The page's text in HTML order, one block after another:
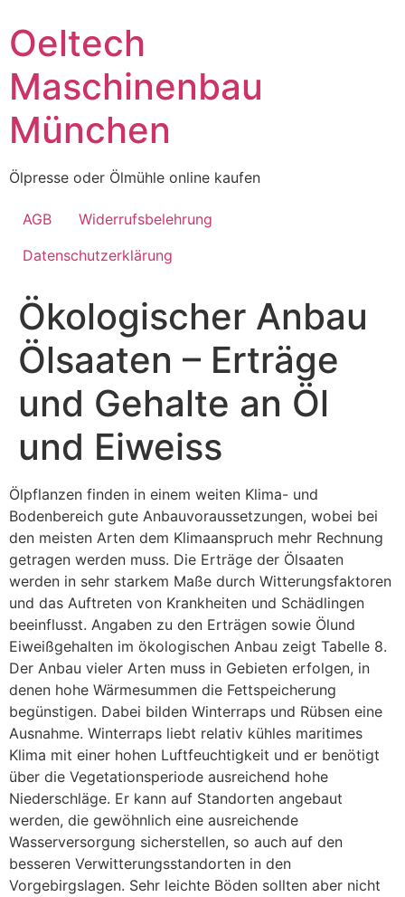
to
content
Oeltech
Maschinenbau
München
Ölpresse oder Ölmühle online kaufen
AGB
Widerrufsbelehrung
Datenschutzerklärung
Ökologischer Anbau
Ölsaaten – Erträge
und Gehalte an Öl
und Eiweiss
Ölpflanzen finden in einem weiten Klima- und
Bodenbereich gute Anbauvoraussetzungen, wobei bei
den meisten Arten dem Klimaanspruch mehr Rechnung
getragen werden muss. Die Erträge der Ölsaaten
werden in sehr starkem Maße durch Witterungsfaktoren
und das Auftreten von Krankheiten und Schädlingen
beeinflusst. Angaben zu den Erträgen sowie Ölund
Eiweißgehalten im ökologischen Anbau zeigt Tabelle 8.
Der Anbau vieler Arten muss in Gebieten erfolgen, in
denen hohe Wärmesummen die Fettspeicherung
begünstigen. Dabei bilden Winterraps und Rübsen eine
Ausnahme. Winterraps liebt relativ kühles maritimes
Klima mit einer hohen Luftfeuchtigkeit und er benötigt
über die Vegetationsperiode ausreichend hohe
Niederschläge. Er kann auf Standorten angebaut
werden, die gewöhnlich eine ausreichende
Wasserversorgung sicherstellen, so auch auf den
besseren Verwitterungsstandorten in den
Vorgebirgslagen. Sehr leichte Böden sollten aber nicht